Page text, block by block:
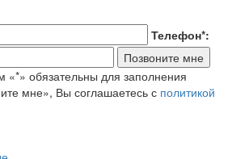
Телефон*:
«*» обязательны для заполнения
мне», Вы соглашаетесь с политикой